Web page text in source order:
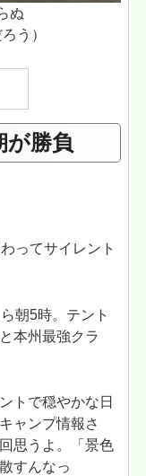
ぬ
う）
勝負
ってサイレント
朝5時。テント
本州最強クラ
トで穏やかな日
ャンプ情報さ
思うよ。「景色
すんなっ